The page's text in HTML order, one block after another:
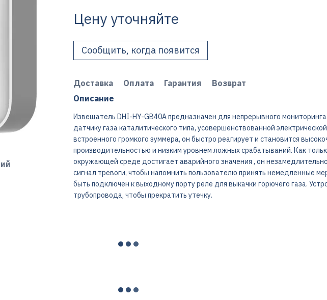
Цену уточняйте
Сообщить, когда появится
Доставка Оплата Гарантия
Возврат
Описание
Извещатель DHI-HY-GB40A предназначен для непрерывного
датчику газа каталитического типа, усовершенствованной
встроенного громкого зуммера, он быстро реагирует и становится
производительностью и низким уровнем ложных срабатываний. Как
окружающей среде достигает аварийного значения , он
сигнал тревоги, чтобы напомнить пользователю принять немедленные
быть подключен к выходному порту реле для выкачки горючего газа.
трубопровода, чтобы прекратить утечку.